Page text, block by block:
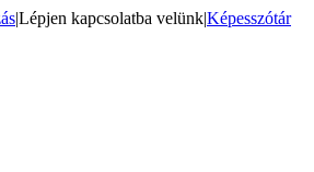
|Lépjen kapcsolatba velünk|Képesszótár